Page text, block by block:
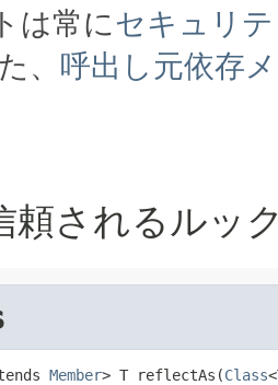
は常にセキュリ
、 呼出し元依存
頼されるルッ
Member> T reflectAs(Class